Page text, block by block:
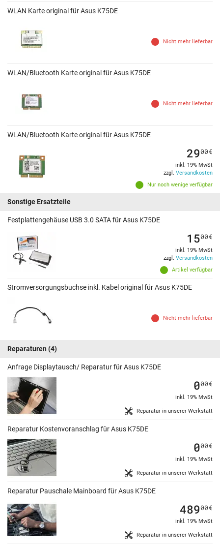
WLAN Karte original für Asus K75DE
Nicht mehr lieferbar
WLAN/Bluetooth Karte original für Asus K75DE
Nicht mehr lieferbar
WLAN/Bluetooth Karte original für Asus K75DE
Nur noch wenige verfügbar
2900€
inkl. 19% MwSt
zzgl. Versandkosten
Sonstige Ersatzteile
Festplattengehäuse USB 3.0 SATA für Asus K75DE
Artikel verfügbar
1500€
inkl. 19% MwSt
zzgl. Versandkosten
Stromversorgungsbuchse inkl. Kabel original für Asus K75DE
Nicht mehr lieferbar
Reparaturen (4)
Anfrage Displaytausch/ Reparatur für Asus K75DE
Reparatur in unserer Werkstatt
000€
inkl. 19% MwSt
Reparatur Kostenvoranschlag für Asus K75DE
Reparatur in unserer Werkstatt
000€
inkl. 19% MwSt
Reparatur Pauschale Mainboard für Asus K75DE
Reparatur in unserer Werkstatt
48900€
inkl. 19% MwSt